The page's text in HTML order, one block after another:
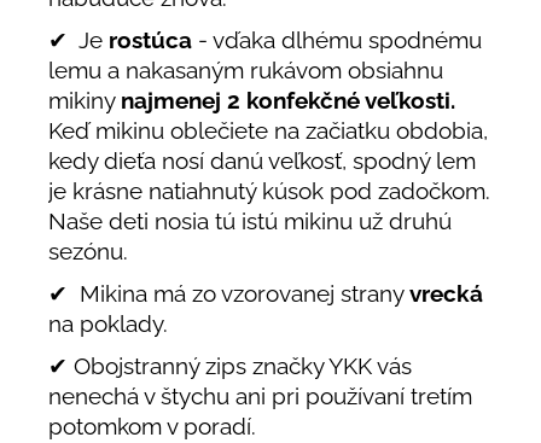
✔ Je rostúca - vďaka dlhému spodnému
lemu a nakasaným rukávom obsiahnu
mikiny najmenej 2 konfekčné veľkosti.
Keď mikinu oblečiete na začiatku obdobia,
kedy dieťa nosí danú veľkosť, spodný lem
je krásne natiahnutý kúsok pod zadočkom.
Naše deti nosia tú istú mikinu už druhú
sezónu.
✔ Mikina má zo vzorovanej stranyvrecká
na poklady.
✔ Obojstranný zips značky YKK vás
nenechá v štychu ani pri používaní tretím
potomkom v poradí.